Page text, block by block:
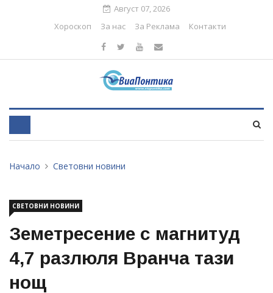
Август 07, 2026
Хороскоп
За нас За Реклама Контакти
Начало Световни новини
СВЕТОВНИ НОВИНИ
Земетресение с магнитуд
4,7 разлюля Вранча тази
нощ